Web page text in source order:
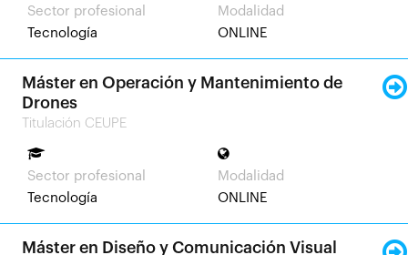
Sector profesional
Tecnología
Modalidad
ONLINE
Máster en Operación y Mantenimiento de
Drones
Titulación CEUPE
Sector profesional
Tecnología
Modalidad
ONLINE
Máster en Diseño y Comunicación Visual